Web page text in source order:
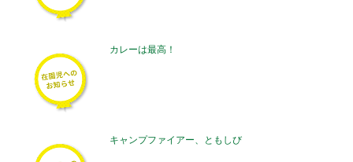
カレーは最高！
キャンプファイアー、ともしび